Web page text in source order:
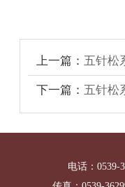
上一篇： 五针松
下一篇： 五针松
电话：0539-